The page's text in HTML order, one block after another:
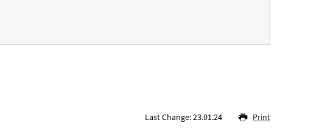
Last Change: 23.01.24 Print